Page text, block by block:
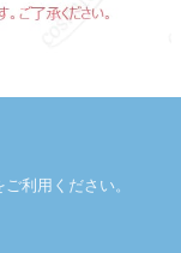
利用ください。